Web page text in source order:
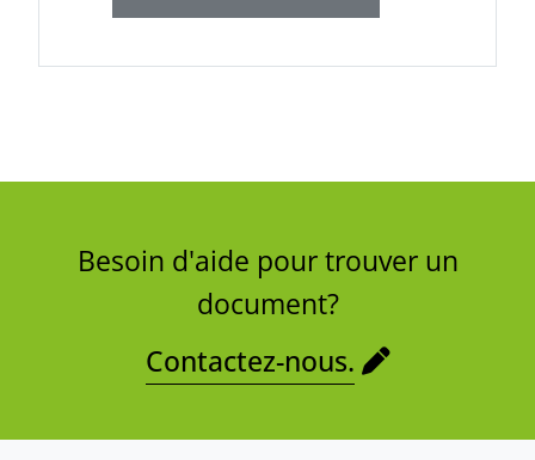
Besoin d'aide pour trouver un
document?
Contactez-nous.